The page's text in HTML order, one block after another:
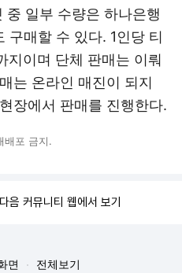
중 일부 수량은 하나은행
구매할 수 있다. 1인당 티
지이며 단체 판매는 이뤄
는 온라인 매진이 되지
장에서 판매를 진행한다.
포 금지.
음 커뮤니티 웹에서 보기
면 전체보기